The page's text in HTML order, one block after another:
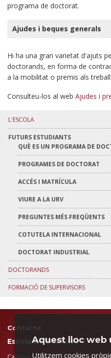
programa de doctorat.
Ajudes i beques generals
Hi ha una gran varietat d'ajuts
doctorands, en forma de
a la mobilitat o premis als
Consulteu-los al web Ajudes i
L'ESCOLA
FUTURS ESTUDIANTS
QUÈ ES UN PROGRAMA DE
PROGRAMES DE DOCTORAT
ACCÉS I MATRÍCULA
VIURE A LA URV
PREGUNTES MÉS FREQÜENTS
COTUTELA INTERNACIONAL
DOCTORAT INDUSTRIAL
DOCTORANDS
FORMACIÓ DE SUPERVISORS
Contacte
Escola de Doctorat
Aquest lloc web
Utilitzem cookies